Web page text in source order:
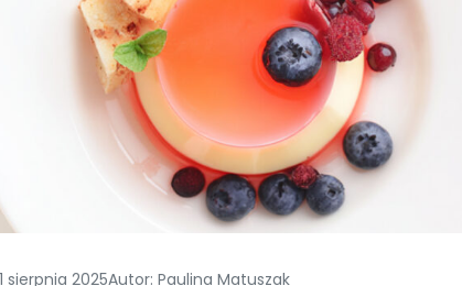
sierpnia 2025Autor: Paulina Matuszak